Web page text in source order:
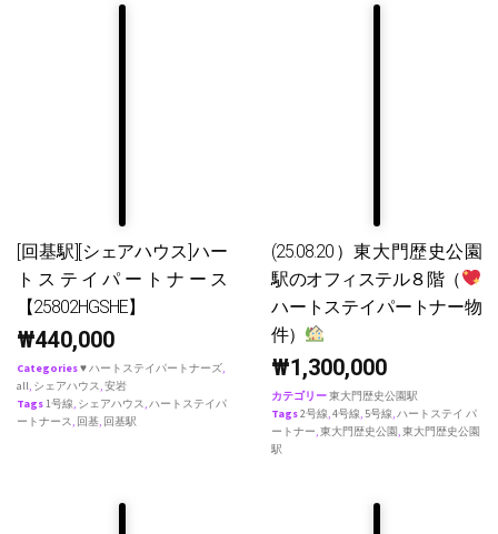
[回基駅][シェアハウス]ハー
トステイパートナース
【25802HGSHE】
₩440,000
Categories♥ ハートステイパートナーズ,
all, シェアハウス,安岩
Tags1号線, シェアハウス,ハートステイパ
ートナース, 回基, 回基駅
(25.08.20）東大門歴史公園
駅のオフィステル８階（
ハートステイパートナー物
件）
₩1,300,000
カテゴリー東大門歴史公園駅
Tags2号線,4号線, 5号線,ハートステイ パ
ートナー,東大門歴史公園,東大門歴史公園
駅